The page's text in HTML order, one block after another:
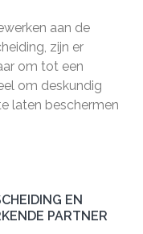
aan de
zijn er
om tot een
om deskundig
laten beschermen
EN
PARTNER